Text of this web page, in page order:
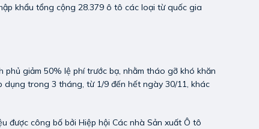
khẩu tổng cộng 28.379 ô tô các loại từ quốc gia
giảm 50% lệ phí trước bạ, nhằm tháo gỡ khó khăn
dụng trong 3 tháng, từ 1/9 đến hết ngày 30/11, khác
được công bố bởi Hiệp hội Các nhà Sản xuất Ô tô